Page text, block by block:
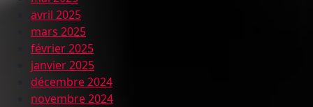
avril 2025
mars 2025
février 2025
janvier 2025
décembre 2024
novembre 2024